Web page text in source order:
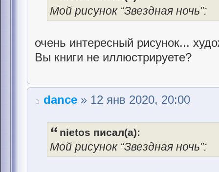
Мой рисунок “Звездная ночь”:
очень интересный рисунок...
Вы книги не иллюстрируете?
dance » 12 янв 2020, 20:00
nietos писал(а):
Мой рисунок “Звездная ночь”: